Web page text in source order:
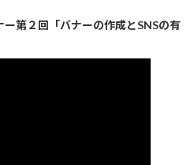
第２回「バナーの作成とSNSの有